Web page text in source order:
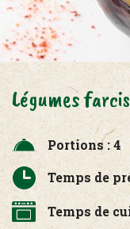
Légumes
Portions : 4
Temps de
Temps de